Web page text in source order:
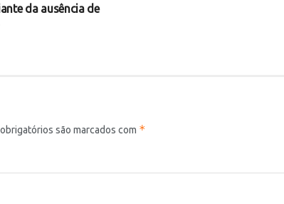
da ausência de
são marcados com *